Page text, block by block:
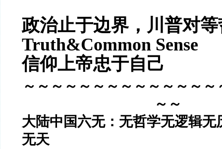
政治止于边界， 川普对
Truth&Common Sense
信仰上帝忠于自己
～～～～～～～～～～～～～
～～
大陆中国六无：无哲学无逻辑无
无天